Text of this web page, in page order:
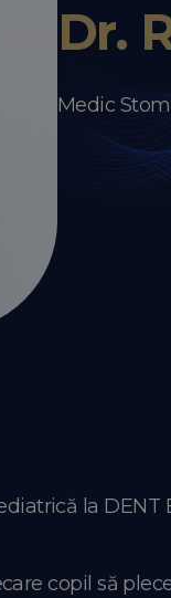
Dr.
Medic
la DENT
copil să